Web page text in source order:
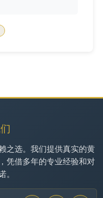
之选。我们提供真实的黄
凭借多年的专业经验和对
。